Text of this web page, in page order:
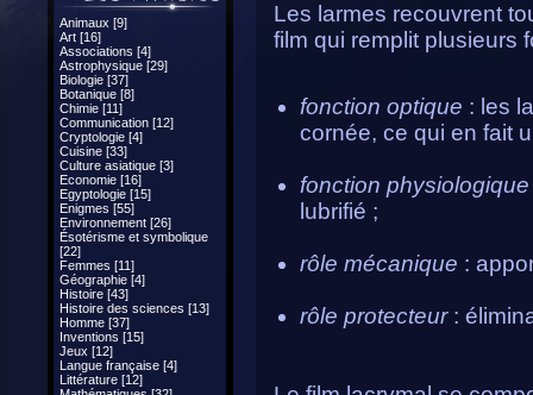
Animaux [9]
Art [16]
Associations [4]
Astrophysique [29]
Biologie [37]
Botanique [8]
Chimie [11]
Communication [12]
Cryptologie [4]
Cuisine [33]
Culture asiatique [3]
Economie [16]
Egyptologie [15]
Enigmes [55]
Environnement [26]
Ésotérisme et symbolique
[22]
Femmes [11]
Géographie [4]
Histoire [43]
Histoire des sciences [13]
Homme [37]
Inventions [15]
Jeux [12]
Langue française [4]
Littérature [12]
Les larmes recouvrent
film qui remplit plusieurs
fonction optique : les
cornée, ce qui en fait
fonction
lubrifié ;
rôle mécanique :
rôle protecteur :